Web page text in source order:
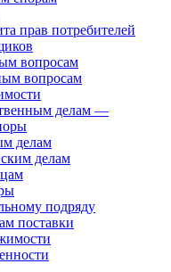
прав потребителей
вопросам
вопросам
делам —
делам
делам
подряду
поставки